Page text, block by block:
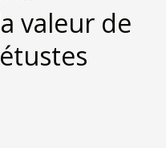
valeur de